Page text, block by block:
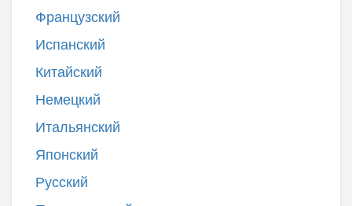
Французский
Испанский
Китайский
Немецкий
Итальянский
Японский
Русский